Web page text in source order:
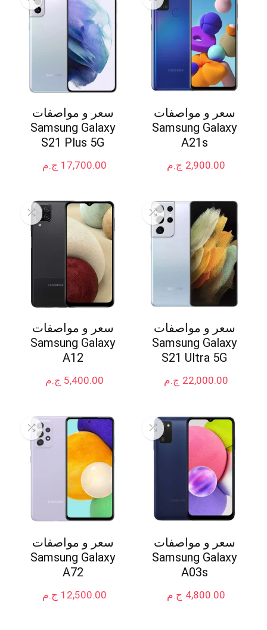
سعر و مواصفات
Samsung Galaxy
A21s
ج.م 2,900.00
سعر و مواصفات
Samsung Galaxy
S21 Plus 5G
ج.م 17,700.00
سعر و مواصفات
Samsung Galaxy
S21 Ultra 5G
ج.م 22,000.00
سعر و مواصفات
Samsung Galaxy
A12
ج.م 5,400.00
سعر و مواصفات
Samsung Galaxy
A03s
ج.م 4,800.00
سعر و مواصفات
Samsung Galaxy
A72
ج.م 12,500.00